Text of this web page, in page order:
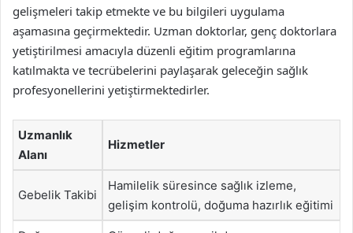
gelişmeleri takip etmekte ve bu bilgileri uygulama
aşamasına geçirmektedir. Uzman doktorlar, genç doktorlara
yetiştirilmesi amacıyla düzenli eğitim programlarına
katılmakta ve tecrübelerini paylaşarak geleceğin sağlık
profesyonellerini yetiştirmektedirler.
Uzmanlık
Alanı
Hizmetler
Gebelik Takibi
Hamilelik süresince sağlık izleme,
gelişim kontrolü, doğuma hazırlık eğitimi